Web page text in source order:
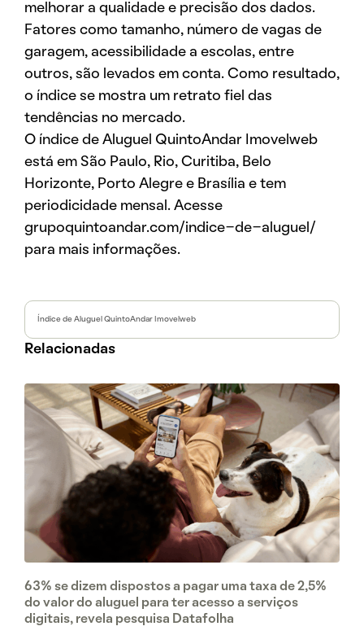
melhorar a qualidade e precisão dos dados.
Fatores como tamanho, número de vagas de
garagem, acessibilidade a escolas, entre
outros, são levados em conta. Como resultado,
o índice se mostra um retrato fiel das
tendências no mercado.
O índice de Aluguel QuintoAndar Imovelweb
está em São Paulo, Rio, Curitiba, Belo
Horizonte, Porto Alegre e Brasília e tem
periodicidade mensal. Acesse
grupoquintoandar.com/indice-de-aluguel/
para mais informações.
Índice de Aluguel QuintoAndar Imovelweb
Relacionadas
63% se dizem dispostos a pagar uma taxa de 2,5%
do valor do aluguel para ter acesso a serviços
digitais, revela pesquisa Datafolha